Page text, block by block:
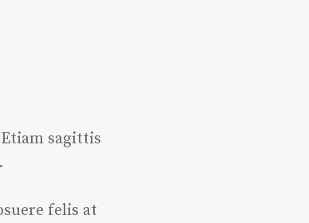
sagittis
felis at